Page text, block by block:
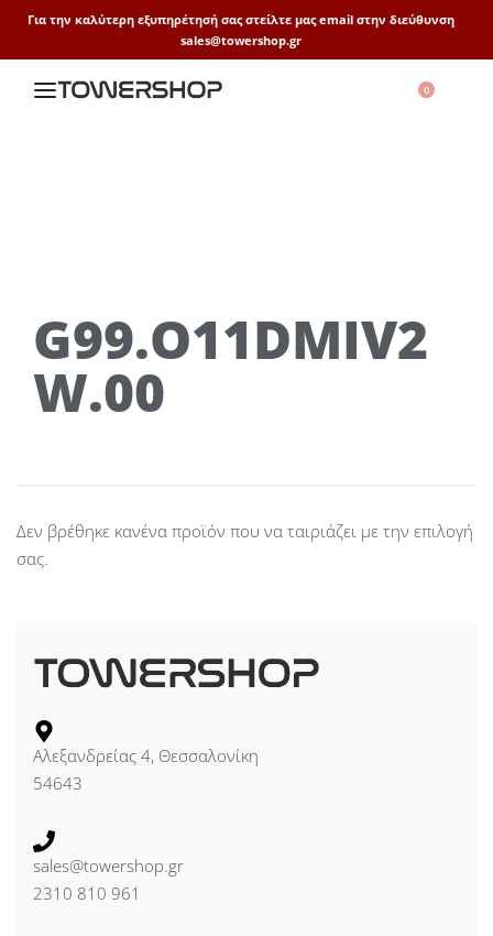
Για την καλύτερη εξυπηρέτησή σας στείλτε μας email στην διεύθυνση
sales@towershop.gr
0
G99.O11DMIV2
W.00
Δεν βρέθηκε κανένα προϊόν που να ταιριάζει με την επιλογή
σας.
Αλεξανδρείας 4, Θεσσαλονίκη
54643
sales@towershop.gr
2310 810 961